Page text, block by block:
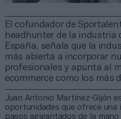
El cofundador de
headhunter de la industria
España, señala que la
más abierta a incorporar
profesionales y apunta al
ecommerce como los más
Juan Antonio Martínez-Gijón
oportunidades que ofrece una
pasos agigantados de la